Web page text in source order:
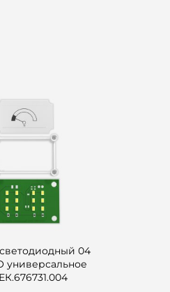
04
универсальное